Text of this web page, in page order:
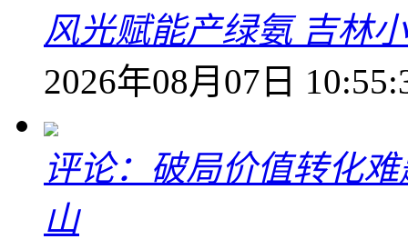
风光赋能产绿氨 吉林
2026年08月07日
评论：破局价值转化
山